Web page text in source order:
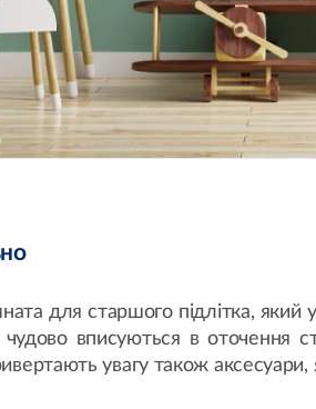
для старшого підлітка,
вписуються в оточення
увагу також